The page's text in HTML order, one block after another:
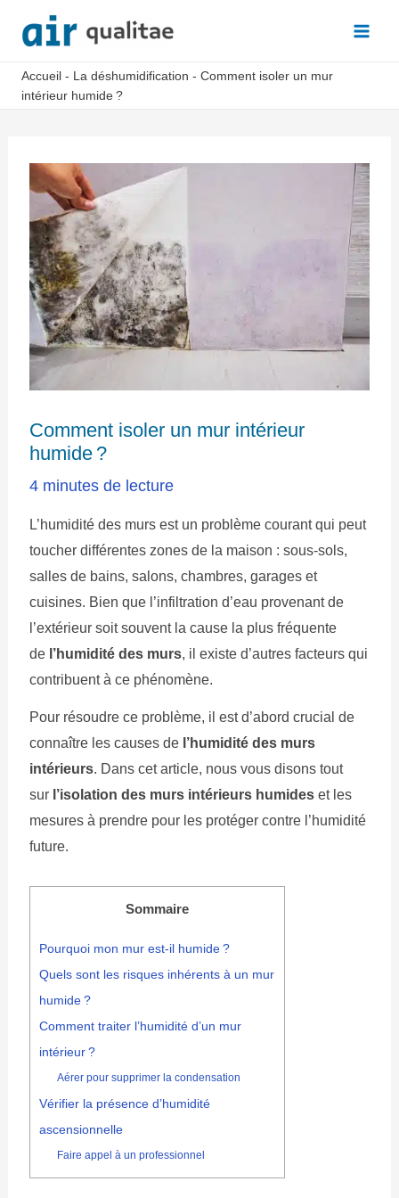
Accueil - La déshumidification - Comment isoler un mur
intérieur humide ?
Comment isoler un mur intérieur
humide ?
4 minutes de lecture
L’humidité des murs est un problème courant qui peut
toucher différentes zones de la maison : sous-sols,
salles de bains, salons, chambres, garages et
cuisines. Bien que l’infiltration d’eau provenant de
l’extérieur soit souvent la cause la plus fréquente
de l’humidité des murs, il existe d’autres facteurs qui
contribuent à ce phénomène.
Pour résoudre ce problème, il est d’abord crucial de
connaître les causes de l’humidité des murs
intérieurs. Dans cet article, nous vous disons tout
sur l’isolation des murs intérieurs humideset les
mesures à prendre pour les protéger contre l’humidité
future.
Sommaire
Pourquoi mon mur est-il humide ?
Quels sont les risques inhérents à un mur
humide ?
Comment traiter l’humidité d’un mur
intérieur ?
Aérer pour supprimer la condensation
Vérifier la présence d’humidité
ascensionnelle
Faire appel à un professionnel